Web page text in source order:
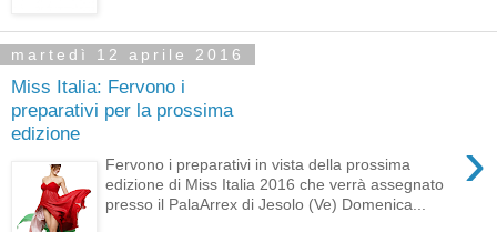
martedì 12 aprile 2016
Miss Italia: Fervono i
preparativi per la prossima
edizione
›
Fervono i preparativi in vista della prossima
edizione di Miss Italia 2016 che verrà assegnato
presso il PalaArrex di Jesolo (Ve) Domenica...